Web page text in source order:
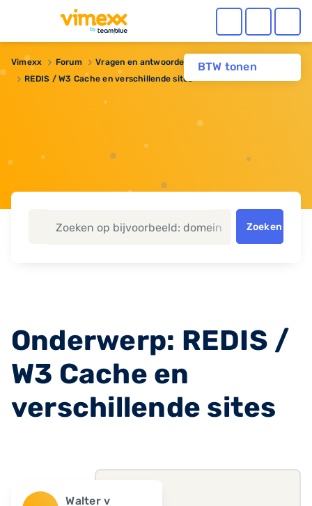
BTW tonen
Vimexx Forum
Vragen en antwoorden
REDIS / W3 Cache en verschillende sites
Zoeken
Onderwerp: REDIS /
W3 Cache en
verschillende sites
Walter v